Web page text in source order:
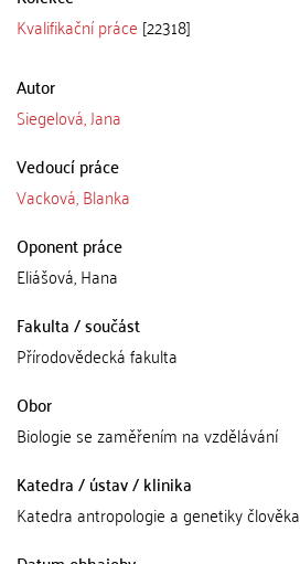
Kvalifikační práce [22318]
Autor
Siegelová, Jana
Vedoucí práce
Vacková, Blanka
Oponent práce
Eliášová, Hana
Fakulta / součást
Přírodovědecká fakulta
Obor
Biologie se zaměřením na vzdělávání
Katedra / ústav / klinika
Katedra antropologie a genetiky člověka